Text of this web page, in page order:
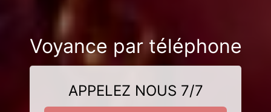
Voyance par téléphone
APPELEZ NOUS 7/7